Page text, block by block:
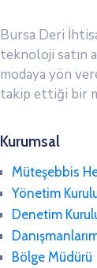
Bursa Deri
teknoloji satın
modaya yön
takip ettiği bir
Kurumsal
Müteşebbis
Yönetim
Denetim
Bölge Müdürü